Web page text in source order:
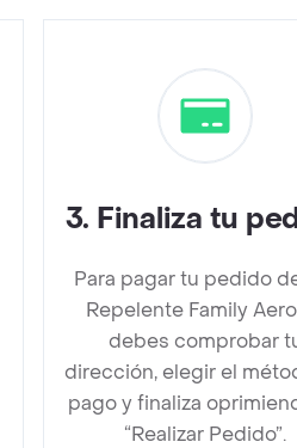
3. Finaliza tu
Para pagar tu pedido
Repelente Family
debes comprobar
dirección, elegir el
pago y finaliza
“Realizar Pedido”.